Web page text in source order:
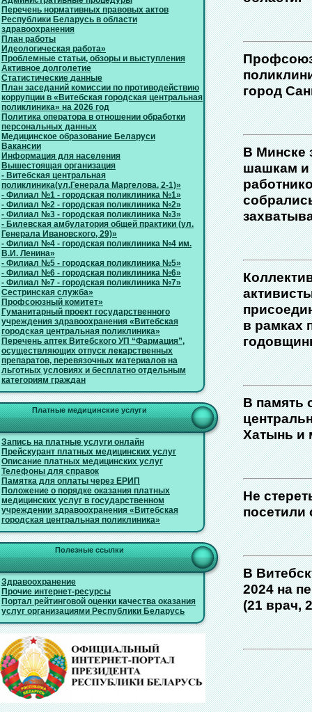
Перечень нормативных правовых актов
Республики Беларусь в области
здравоохранения
План работы
Идеологическая работа»
Проблемные статьи, обзоры и выступления
Активное долголетие
Статистические данные
План заседаний комиссии по противодействию
коррупции в «Витебская городская центральная
поликлиника» на 2026 год
Политика оператора в отношении обработки
персональных данных
Медицинское образование Беларуси
Вакансии
Информация для населения
Вышестоящая организация
- Витебская центральная
поликлиника(ул.Генерала Маргелова, 2-1)»
- Филиал №1 - городская поликлиника №1»
- Филиал №2 - городская поликлиника №2»
- Филиал №3 - городская поликлиника №3»
- Билевская амбулатория общей практики (ул.
Генерала Ивановского, 29)»
- Филиал №4 - городская поликлиника №4 им.
В.И. Ленина»
- Филиал №5 - городская поликлиника №5»
- Филиал №6 - городская поликлиника №6»
- Филиал №7 - городская поликлиника №7»
Сестринская служба»
Профсоюзный комитет»
Гуманитарный проект государственного
учреждения здравоохранения «Витебская
городская центральная поликлиника»
Перечень аптек Витебского УП “Фармация”,
осуществляющих отпуск лекарственных
препаратов, перевязочных материалов на
льготных условиях и бесплатно отдельным
категориям граждан
Платные медицинские услуги
Запись на платные услуги онлайн
Прейскурант платных медицинских услуг
Описание платных медицинских услуг
Телефоны для справок
Памятка для оплаты через ЕРИП
Положение о порядке оказания платных
медицинских услуг в государственном
учреждении здравоохранения «Витебская
городская центральная поликлиника»
Полезные ссылки
Здравоохранение
Прочие интернет-ресурсы
Портал рейтинговой оценки качества оказания
услуг организациями Республики Беларусь
город
В Минске
шашкам и
в рамках
В память
Хатынь и
Не
посетили
В
2024 на
(21 врач,